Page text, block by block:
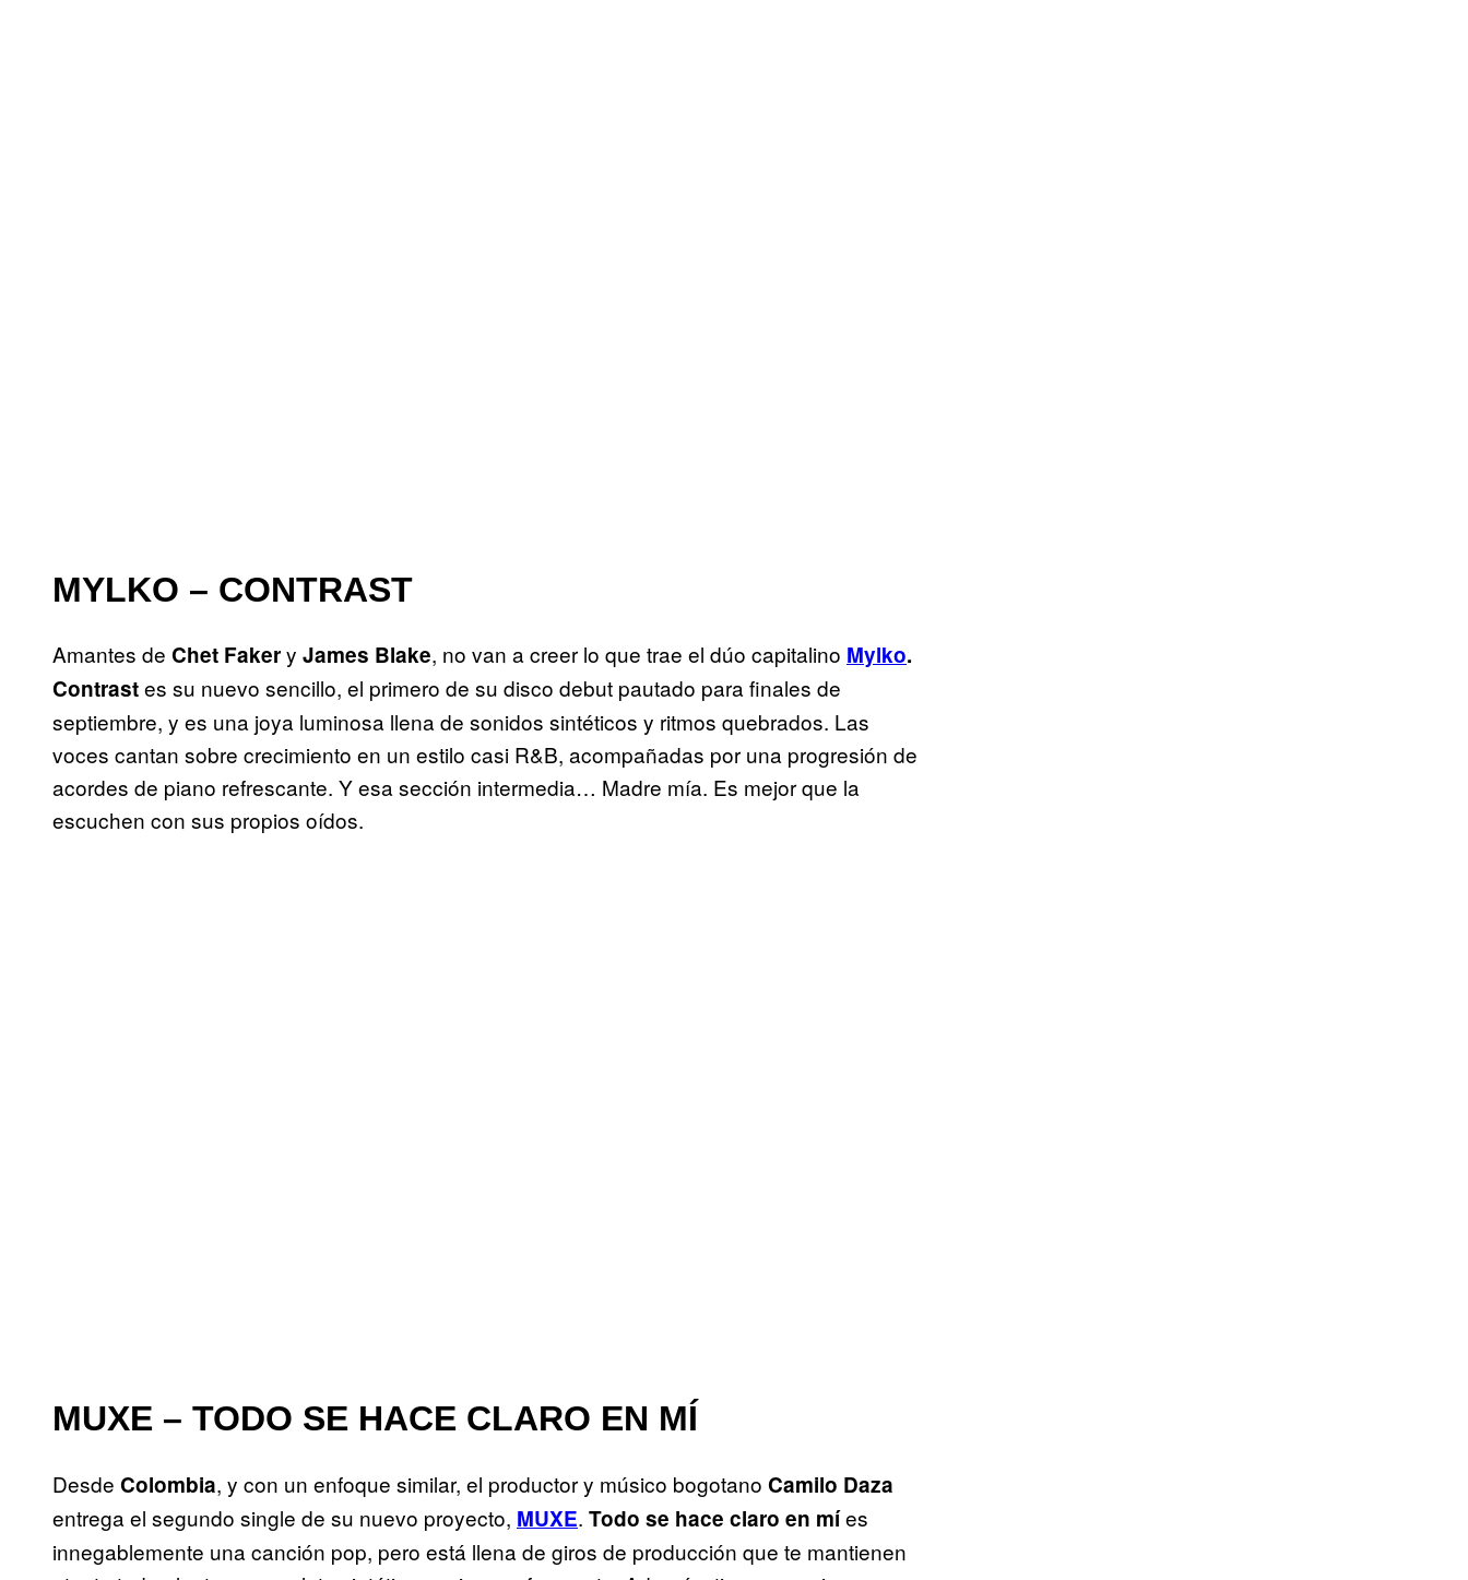
MYLKO – CONTRAST
Amantes de Chet Fakery James Blake, no van a creer lo que trae el dúo capitalino Mylko.
Contrastes su nuevo sencillo, el primero de su disco debut pautado para finales de
septiembre, y es una joya luminosa llena de sonidos sintéticos y ritmos quebrados. Las
voces cantan sobre crecimiento en un estilo casi R&B, acompañadas por una progresión de
acordes de piano refrescante. Y esa sección intermedia… Madre mía. Es mejor que la
escuchen con sus propios oídos.
MUXE – TODO SE HACE CLARO EN MÍ
Desde Colombia, y con un enfoque similar, el productor y músico bogotano Camilo Daza
entrega el segundo single de su nuevo proyecto, MUXE. Todo se hace claro en míes
innegablemente una canción pop, pero está llena de giros de producción que te mantienen